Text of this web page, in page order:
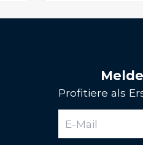
Profitiere als